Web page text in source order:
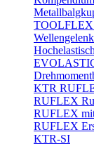
TOOLFLEX
KTR
RUFLEX
RUFLEX
RUFLEX
KTR-SI